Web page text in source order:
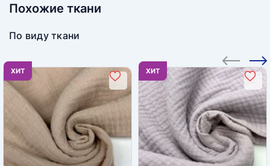
Похожие ткани
По виду ткани
ХИТ ХИТ